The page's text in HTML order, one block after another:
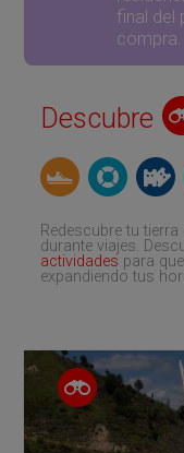
final del
compra.
Descubre
Redescubre tu
durante viajes.
actividades para
expandiendo tus